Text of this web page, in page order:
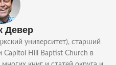
Девер
университет), старший
Capitol Hill Baptist Church в